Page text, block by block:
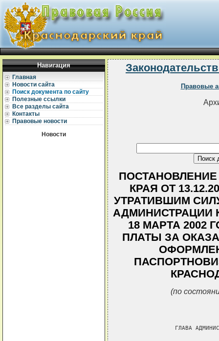
Навигация
Главная
Новости сайта
Поиск документа по сайту
Полезные ссылки
Все разделы сайта
Контакты
Правовые новости
Новости
Правовые
КРАЯ ОТ
УТРАТИВШИМ
АДМИНИСТРАЦИИ
18 МАРТА 2002
ПЛАТЫ ЗА
(по
ГЛАВА